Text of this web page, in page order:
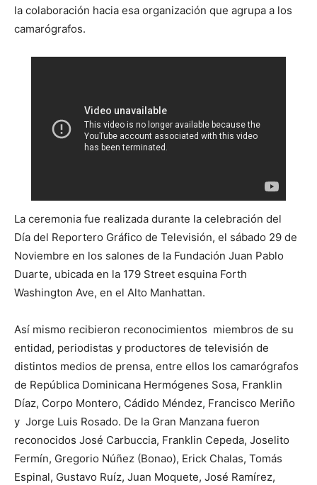
la colaboración hacia esa organización que agrupa a los
camarógrafos.
La ceremonia fue realizada durante la celebración del
Día del Reportero Gráfico de Televisión, el sábado 29 de
Noviembre en los salones de la Fundación Juan Pablo
Duarte, ubicada en la 179 Street esquina Forth
Washington Ave, en el Alto Manhattan.
Así mismo recibieron reconocimientos miembros de su
entidad, periodistas y productores de televisión de
distintos medios de prensa, entre ellos los camarógrafos
de República Dominicana Hermógenes Sosa, Franklin
Díaz, Corpo Montero, Cádido Méndez, Francisco Meriño
y Jorge Luis Rosado. De la Gran Manzana fueron
reconocidos José Carbuccia, Franklin Cepeda, Joselito
Fermín, Gregorio Núñez (Bonao), Erick Chalas, Tomás
Espinal, Gustavo Ruíz, Juan Moquete, José Ramírez,